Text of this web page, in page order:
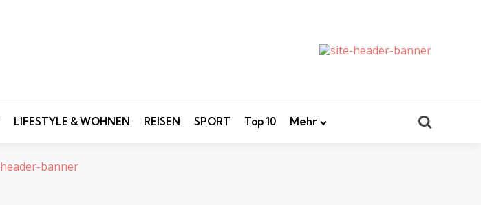
LIFESTYLE & WOHNEN REISEN SPORT Top 10 Mehr